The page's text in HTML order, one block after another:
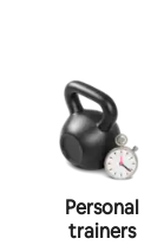
Personal
trainers